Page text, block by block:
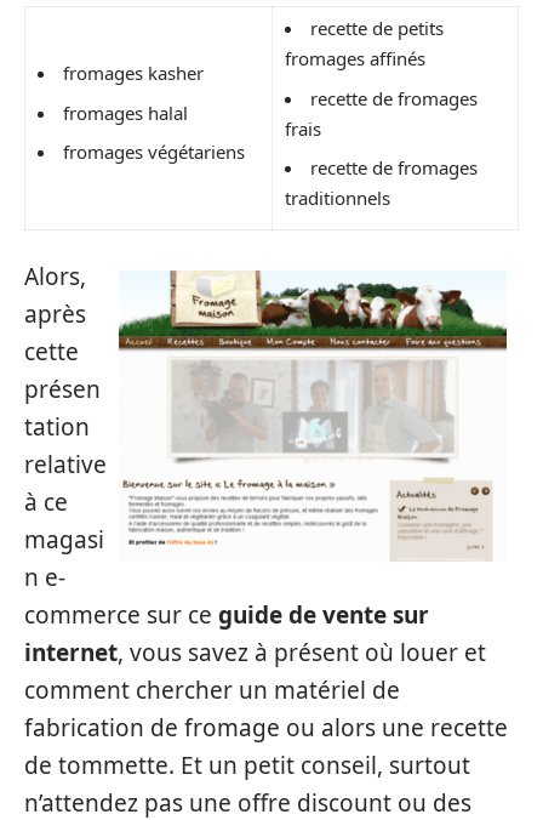
fromages kasher
fromages halal
fromages végétariens
recette de petits
fromages affinés
recette de fromages
frais
recette de fromages
traditionnels
Alors,
après
cette
présen
tation
relative
à ce
magasi
n e-
commerce sur ce guide de vente sur
internet, vous savez à présent où louer et
comment chercher un matériel de
fabrication de fromage ou alors une recette
de tommette. Et un petit conseil, surtout
n’attendez pas une offre discount ou des